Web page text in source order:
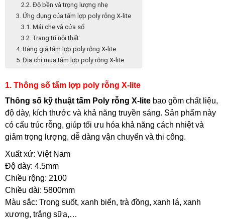
2.2. Độ bền và trọng lượng nhẹ
3. Ứng dụng của tấm lợp poly rỗng X-lite
3.1. Mái che và cửa sổ
3.2. Trang trí nội thất
4. Bảng giá tấm lợp poly rỗng X-lite
5. Địa chỉ mua tấm lợp poly rỗng X-lite
1. Thông số tấm lợp poly rỗng X-lite
Thông số kỹ thuật tấm Poly rỗng X-lite bao gồm chất liệu,
độ dày, kích thước và khả năng truyền sáng. Sản phẩm này
có cấu trúc rỗng, giúp tối ưu hóa khả năng cách nhiệt và
giảm trọng lượng, dễ dàng vận chuyển và thi công.
Xuất xứ: Việt Nam
Độ dày: 4.5mm
Chiều rộng: 2100
Chiều dài: 5800mm
Màu sắc: Trong suốt, xanh biển, trà đồng, xanh lá, xanh
xương, trắng sữa,…